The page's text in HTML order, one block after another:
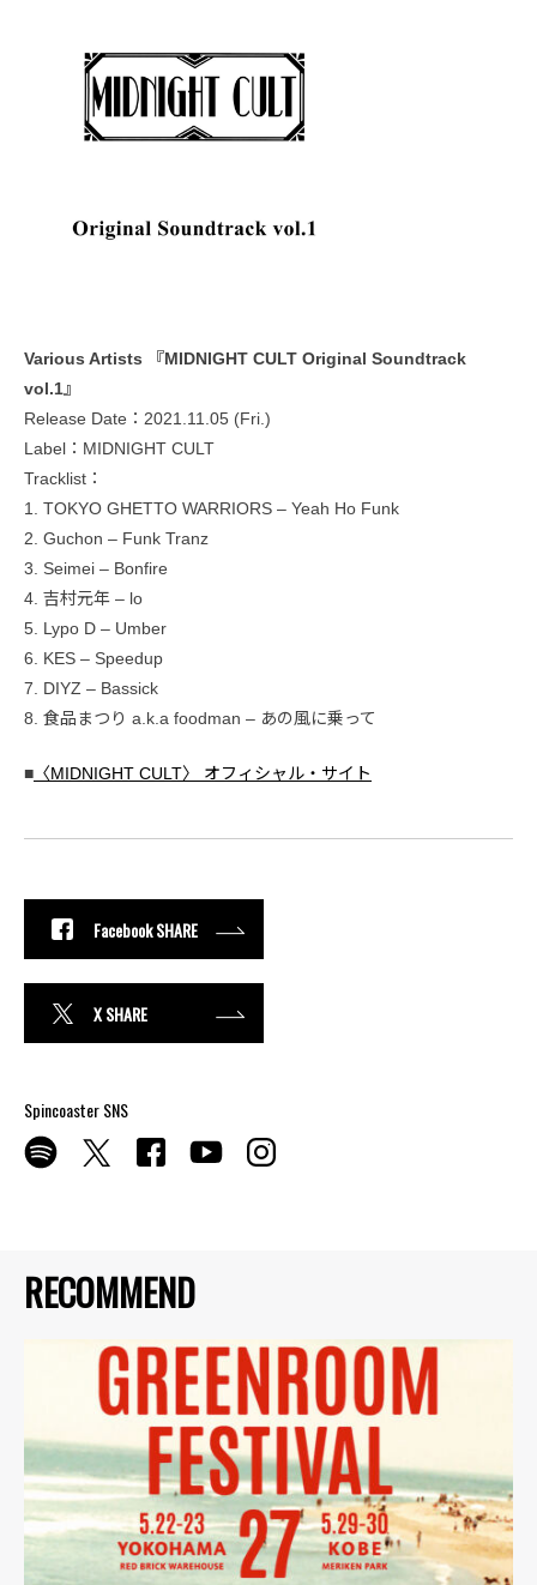
RECOMMEND
Various Artists 『MIDNIGHT CULT Original Soundtrack
vol.1』
Release Date：2021.11.05 (Fri.)
Label：MIDNIGHT CULT
Tracklist：
1. TOKYO GHETTO WARRIORS – Yeah Ho Funk
2. Guchon – Funk Tranz
3. Seimei – Bonfire
4. 吉村元年 – lo
5. Lypo D – Umber
6. KES – Speedup
7. DIYZ – Bassick
8. 食品まつり a.k.a foodman – あの風に乗って
■ 〈MIDNIGHT CULT〉 オフィシャル・サイト
Facebook SHARE
X SHARE
Spincoaster SNS